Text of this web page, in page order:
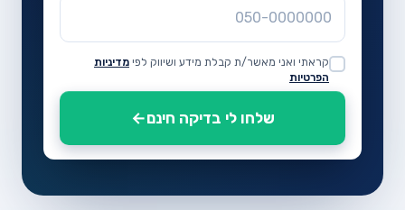
Website
קראתי ואני מאשר/ת קבלת מידע ושיווק לפי מדיניות
הפרטיות
שלחו לי בדיקה חינם